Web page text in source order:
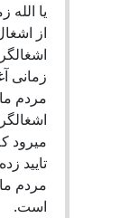
یا
از
زمانی
مردم ما
میرود
تایید
است.